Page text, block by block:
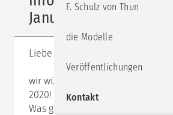
Januar 2020
Liebe Leserin, lieber Leser!
wir wünschen Ihnen ein frohes
2020!
Was gibt es Neues im Schulz von
F. Schulz von Thun
die Modelle
Veröffentlichungen
Kontakt